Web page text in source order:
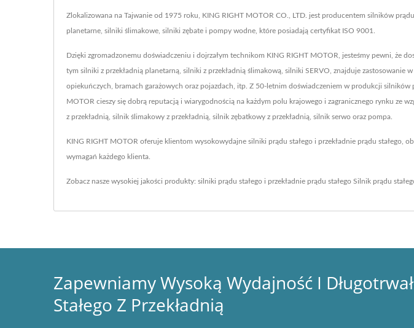
Zlokalizowana na Tajwanie od 1975 roku, KING RIGHT MOTOR CO., LTD. jest producentem silników
planetarne, silniki ślimakowe, silniki zębate i pompy wodne, które posiadają certyfikat ISO 9001.
Dzięki zgromadzonemu doświadczeniu i dojrzałym technikom KING RIGHT MOTOR, jesteśmy pewni, że
tym silniki z przekładnią planetarną, silniki z przekładnią ślimakową, silniki SERVO, znajduje
opiekuńczych, bramach garażowych oraz pojazdach, itp. Z 50-letnim doświadczeniem w produkcji
MOTOR cieszy się dobrą reputacją i wiarygodnością na każdym polu krajowego i zagranicznego rynku ze
z przekładnią, silnik ślimakowy z przekładnią, silnik zębatkowy z przekładnią, silnik serwo oraz pompa.
KING RIGHT MOTOR oferuje klientom wysokowydajne silniki prądu stałego i przekładnie prądu stałego,
wymagań każdego klienta.
Zobacz nasze wysokiej jakości produkty: silniki prądu stałego i przekładnie prądu stałego Silnik prądu
Zapewniamy Wysoką Wydajność I
Stałego Z Przekładnią